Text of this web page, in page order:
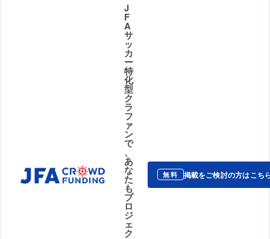
J
F
A
サ
ッ
カ
ー
特
化
型
ク
ラ
フ
ァ
ン
で
、
あ
な
た
も
プ
ロ
ジ
ェ
ク
無料 掲載をご検討の方はこち